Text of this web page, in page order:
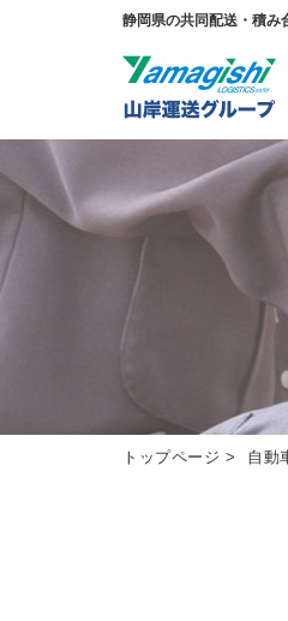
静岡県の共同配送・積み
トップページ > 自動